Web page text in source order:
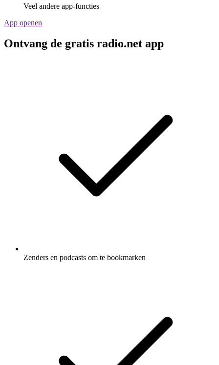
Veel andere app-functies
App openen
Ontvang de gratis radio.net app
Zenders en podcasts om te bookmarken